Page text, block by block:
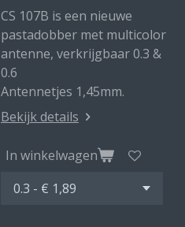
CS 107B is een nieuwe
pastadobber met multicolor
antenne, verkrijgbaar 0.3 &
0.6
Antennetjes 1,45mm.
Bekijk details
In winkelwagen